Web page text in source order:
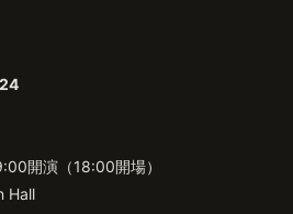
開演（18:00開場）
Hall